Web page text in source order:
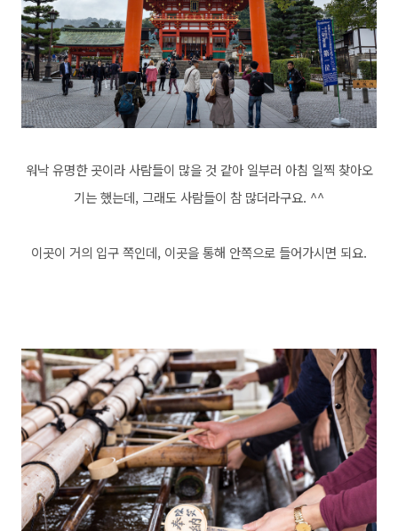
워낙 유명한 곳이라 사람들이 많을 것 같아 일부러 아침 일찍 찾아오
기는 했는데, 그래도 사람들이 참 많더라구요. ^^
이곳이 거의 입구 쪽인데, 이곳을 통해 안쪽으로 들어가시면 되요.